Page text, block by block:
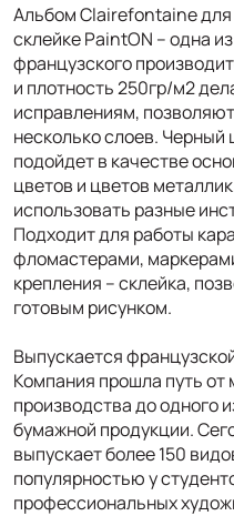
Альбом Clairefontaine
склейке PaintON – одна
французского
и плотность 250гр/м2
исправлениям,
несколько слоев. Черный
подойдет в качестве
цветов и цветов
использовать разные
Подходит для работы
фломастерами,
крепления – склейка,
готовым рисунком.
Выпускается
Компания прошла путь от
производства до одного
бумажной продукции.
выпускает более 150
популярностью у
профессиональных